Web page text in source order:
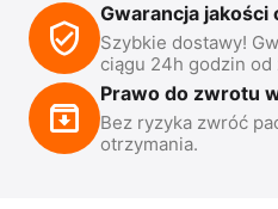
Gwarancja jakości
Szybkie dostawy!
ciągu 24h godzin od
Prawo do zwrotu
Bez ryzyka zwróć
otrzymania.